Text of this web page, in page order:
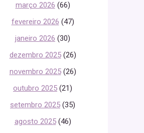
março 2026 (66)
fevereiro 2026 (47)
janeiro 2026 (30)
dezembro 2025(26)
novembro 2025(26)
outubro 2025 (21)
setembro 2025 (35)
agosto 2025(46)